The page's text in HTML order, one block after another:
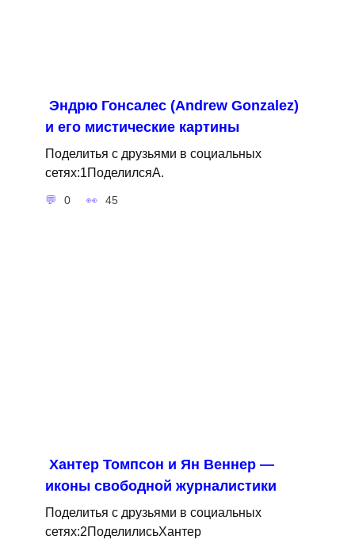
Эндрю Гонсалес (Andrew Gonzalez)
и его мистические картины
Поделитья с друзьями в социальных
сетях:1ПоделилсяA.
0 45
Хантер Томпсон и Ян Веннер —
иконы свободной журналистики
Поделитья с друзьями в социальных
сетях:2ПоделилисьХантер